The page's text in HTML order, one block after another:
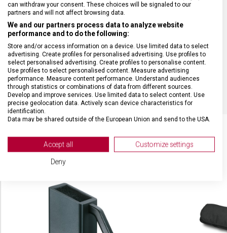
MATERIÁL RUKOJETI Polyoxymetylen (POM)
DÉLKA ČEPELE 20 cm
BARVA Černá
SOUVISEJÍCÍ PRODUKTY
can withdraw your consent. These choices will be signaled to our
partners and will not affect browsing data.
We and our partners process data to analyze website
performance and to do the following:
Store and/or access information on a device. Use limited data to select
advertising. Create profiles for personalised advertising. Use profiles to
select personalised advertising. Create profiles to personalise content.
Use profiles to select personalised content. Measure advertising
performance. Measure content performance. Understand audiences
through statistics or combinations of data from different sources.
Develop and improve services. Use limited data to select content. Use
precise geolocation data. Actively scan device characteristics for
identification.
Data may be shared outside of the European Union and send to the USA.
View Partner List (2 IAB Vendors)
We use your data for the following purposes:
Store and/or access information on a device
Use limited data to select advertising
Create profiles for personalised advertising
Accept all Customize settings
Deny